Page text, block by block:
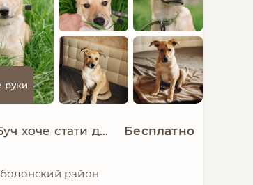
руки
Цуцик Буч хоче стати домашнім! Бесплатно
район